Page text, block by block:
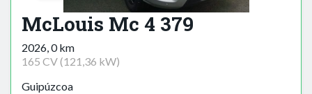
McLouis Mc 4 379
2026, 0 km
165 CV (121,36 kW)
Guipúzcoa